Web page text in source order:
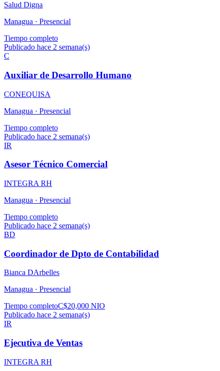
Salud Digna
Managua · Presencial
Tiempo completo
Publicado hace 2 semana(s)
C
Auxiliar de Desarrollo Humano
CONEQUISA
Managua · Presencial
Tiempo completo
Publicado hace 2 semana(s)
IR
Asesor Técnico Comercial
INTEGRA RH
Managua · Presencial
Tiempo completo
Publicado hace 2 semana(s)
BD
Coordinador de Dpto de Contabilidad
Bianca DArbelles
Managua · Presencial
Tiempo completoC$20,000 NIO
Publicado hace 2 semana(s)
IR
Ejecutiva de Ventas
INTEGRA RH